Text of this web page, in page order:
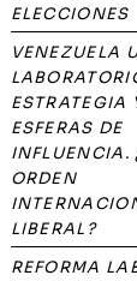
ELECCIONES
VENEZUELA
ESTRATEGIA
ESFERAS DE
INFLUENCIA.
ORDEN
LIBERAL?
REFORMA